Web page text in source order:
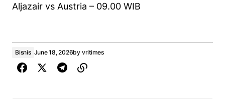
Aljazair vs Austria – 09.00 WIB
Bisnis June 18, 2026by vritimes